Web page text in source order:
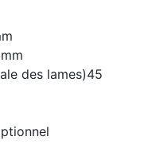
des lames)45